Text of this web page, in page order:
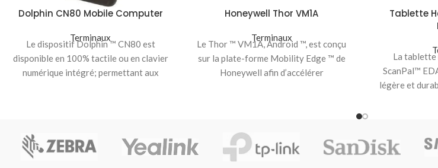
Dolphin CN80 Mobile Computer
Terminaux
Le dispositif Dolphin ™ CN80 est
disponible en 100% tactile ou en clavier
numérique intégré; permettant aux
Honeywell Thor VM1A
Terminaux
Le Thor ™ VM1A, Android ™, est conçu
sur la plate-forme Mobility Edge ™ de
Honeywell afin d’accélérer
Tablette
La
ScanPal™
légère et